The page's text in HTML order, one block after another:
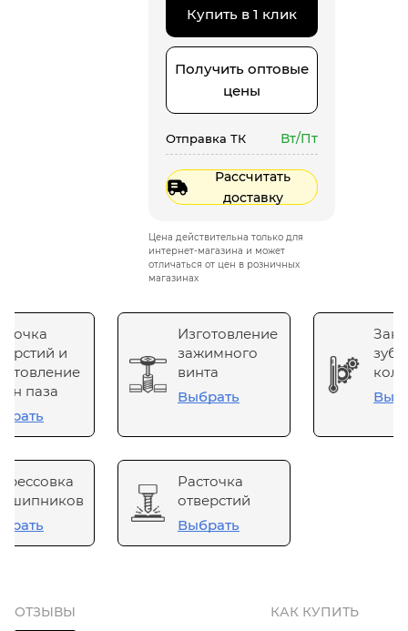
Купить в 1 клик
Получить оптовые
цены
Отправка ТК Вт/Пт
Рассчитать
доставку
Цена действительна только для
интернет-магазина и может
отличаться от цен в розничных
магазинах
и
паза
Изготовление
зажимного
винта
Выбрать
Расточка
отверстий
Выбрать
ОТЗЫВЫ КАК КУПИТЬ